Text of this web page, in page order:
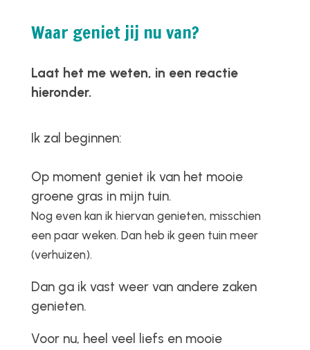
Waar geniet jij nu van?
Laat het me weten, in een reactie
hieronder.
Ik zal beginnen:
Op moment geniet ik van het mooie
groene gras in mijn tuin.
Nog even kan ik hiervan genieten, misschien
een paar weken. Dan heb ik geen tuin meer
(verhuizen).
Dan ga ik vast weer van andere zaken
genieten.
Voor nu, heel veel liefs en mooie